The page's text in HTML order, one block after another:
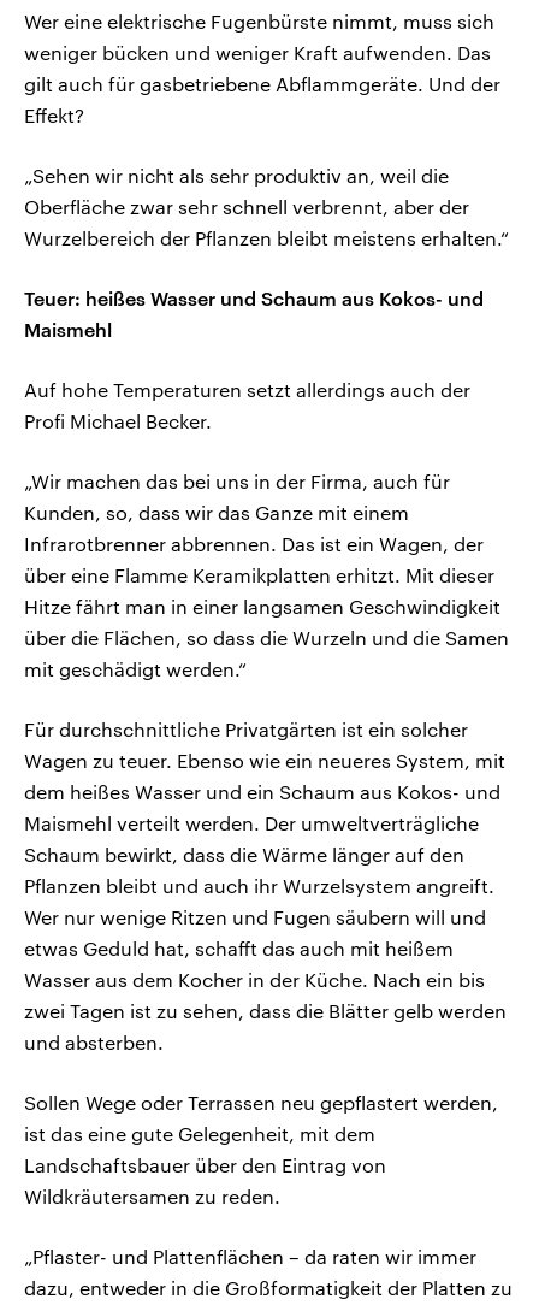
Wer eine elektrische Fugenbürste nimmt, muss sich
weniger bücken und weniger Kraft aufwenden. Das
gilt auch für gasbetriebene Abflammgeräte. Und der
Effekt?
„Sehen wir nicht als sehr produktiv an, weil die
Oberfläche zwar sehr schnell verbrennt, aber der
Wurzelbereich der Pflanzen bleibt meistens erhalten.“
Teuer: heißes Wasser und Schaum aus Kokos- und
Maismehl
Auf hohe Temperaturen setzt allerdings auch der
Profi Michael Becker.
„Wir machen das bei uns in der Firma, auch für
Kunden, so, dass wir das Ganze mit einem
Infrarotbrenner abbrennen. Das ist ein Wagen, der
über eine Flamme Keramikplatten erhitzt. Mit dieser
Hitze fährt man in einer langsamen Geschwindigkeit
über die Flächen, so dass die Wurzeln und die Samen
mit geschädigt werden.“
Für durchschnittliche Privatgärten ist ein solcher
Wagen zu teuer. Ebenso wie ein neueres System, mit
dem heißes Wasser und ein Schaum aus Kokos- und
Maismehl verteilt werden. Der umweltverträgliche
Schaum bewirkt, dass die Wärme länger auf den
Pflanzen bleibt und auch ihr Wurzelsystem angreift.
Wer nur wenige Ritzen und Fugen säubern will und
etwas Geduld hat, schafft das auch mit heißem
Wasser aus dem Kocher in der Küche. Nach ein bis
zwei Tagen ist zu sehen, dass die Blätter gelb werden
und absterben.
Sollen Wege oder Terrassen neu gepflastert werden,
ist das eine gute Gelegenheit, mit dem
Landschaftsbauer über den Eintrag von
Wildkräutersamen zu reden.
„Pflaster- und Plattenflächen – da raten wir immer
dazu, entweder in die Großformatigkeit der Platten zu